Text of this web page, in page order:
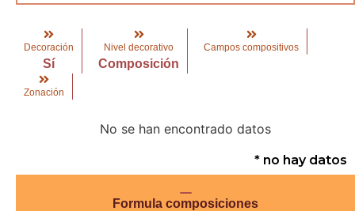
Decoración
Sí
Nivel decorativo
Composición
Campos compositivos
Zonación
No se han encontrado datos
* no hay datos
Formula composiciones